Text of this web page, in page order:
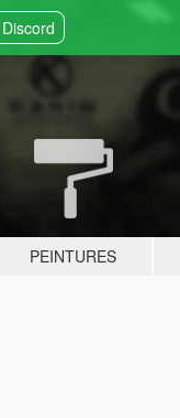
PEINTURES